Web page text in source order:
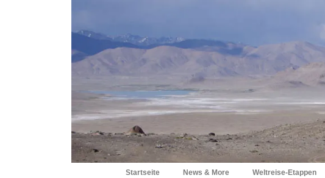
Hauptnavigation
Startseite News & More Weltreise-Etappen